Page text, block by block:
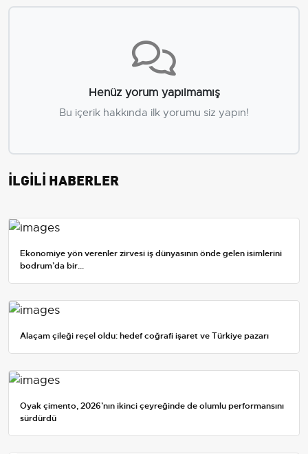
Henüz yorum yapılmamış
Bu içerik hakkında ilk yorumu siz yapın!
İLGİLİ HABERLER
Ekonomiye yön verenler zirvesi iş dünyasının önde gelen isimlerini
bodrum’da bir...
Alaçam çileği reçel oldu: hedef coğrafi işaret ve Türkiye pazarı
Oyak çimento, 2026’nın ikinci çeyreğinde de olumlu performansını
sürdürdü